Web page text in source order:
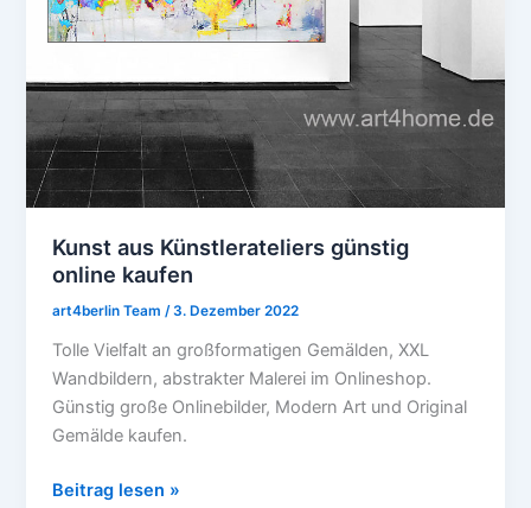
Kunst aus Künstlerateliers günstig
online kaufen
art4berlin Team/3. Dezember 2022
Tolle Vielfalt an großformatigen Gemälden, XXL
Wandbildern, abstrakter Malerei im Onlineshop.
Günstig große Onlinebilder, Modern Art und Original
Gemälde kaufen.
Beitrag lesen »